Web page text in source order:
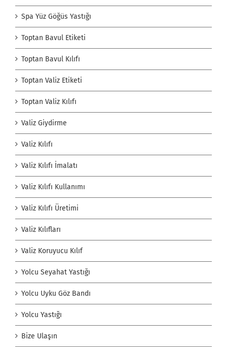
Spa Yüz Göğüs Yastığı
Toptan Bavul Etiketi
Toptan Bavul Kılıfı
Toptan Valiz Etiketi
Toptan Valiz Kılıfı
Valiz Giydirme
Valiz Kılıfı
Valiz Kılıfı İmalatı
Valiz Kılıfı Kullanımı
Valiz Kılıfı Üretimi
Valiz Kılıfları
Valiz Koruyucu Kılıf
Yolcu Seyahat Yastığı
Yolcu Uyku Göz Bandı
Yolcu Yastığı
Bize Ulaşın